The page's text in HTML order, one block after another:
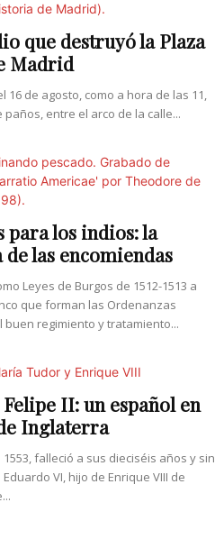
que destruyó la Plaza
Madrid
16 de agosto, como a hora de las 11,
paños, entre el arco de la calle...
para los indios: la
las encomiendas
Leyes de Burgos de 1512-1513 a
que forman las Ordenanzas
buen regimiento y tratamiento...
II: un español en
Inglaterra
1553, falleció a sus dieciséis años y sin
VI, hijo de Enrique VIII de